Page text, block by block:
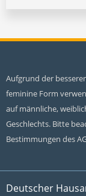
Aufgrund der
feminine Form
auf männliche,
Geschlechts. Bitte
Bestimmungen des
Deutscher